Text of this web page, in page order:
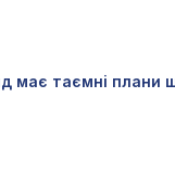
має таємні плани